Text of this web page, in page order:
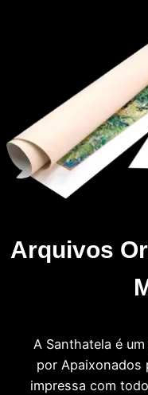
Arquivos
A Santhatela é
por Apaixonados
impressa com